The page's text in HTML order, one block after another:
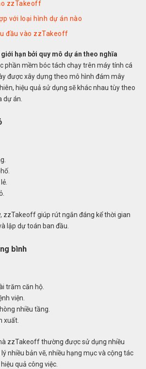
zzTakeoff
với loại hình dự án nào
đầu vào zzTakeoff
hạn bởi quy mô dự án theo nghĩa
phần mềm bóc tách chạy trên máy tính cá
được xây dựng theo mô hình đám mây
hiệu quả sử dụng sẽ khác nhau tùy theo
dự án.
zzTakeoff giúp rút ngắn đáng kể thời gian
lập dự toán ban đầu.
bình
trăm căn hộ.
viện.
nhiều tầng.
xuất.
zzTakeoff thường được sử dụng nhiều
nhiều bản vẽ, nhiều hạng mục và cộng tác
quả công việc.